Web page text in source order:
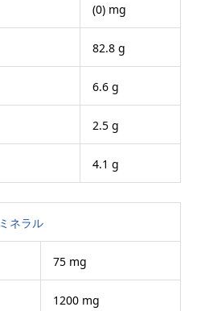
(0) mg
82.8 g
6.6 g
2.5 g
4.1 g
ミネラル
75 mg
1200 mg